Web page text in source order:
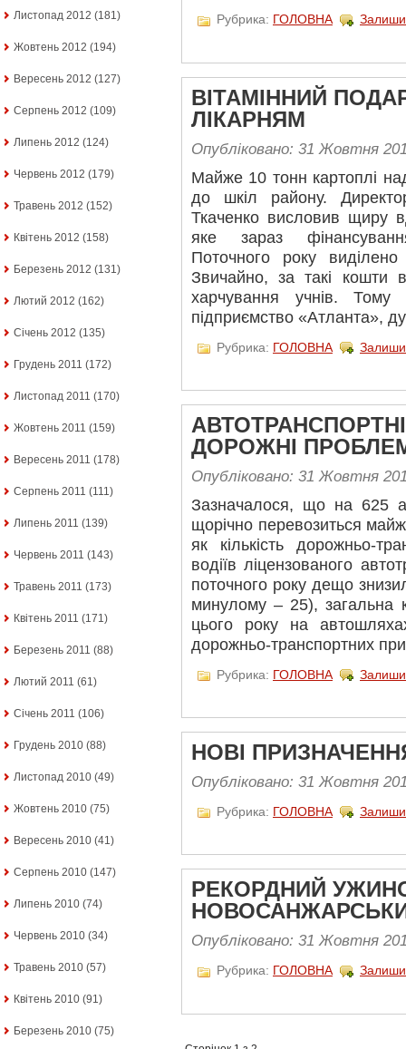
Листопад 2012 (181)
Жовтень 2012 (194)
Вересень 2012 (127)
Серпень 2012 (109)
Липень 2012 (124)
Червень 2012 (179)
Травень 2012 (152)
Квітень 2012 (158)
Березень 2012 (131)
Лютий 2012 (162)
Січень 2012 (135)
Грудень 2011 (172)
Листопад 2011 (170)
Жовтень 2011 (159)
Вересень 2011 (178)
Серпень 2011 (111)
Липень 2011 (139)
Червень 2011 (143)
Травень 2011 (173)
Квітень 2011 (171)
Березень 2011 (88)
Лютий 2011 (61)
Січень 2011 (106)
Грудень 2010 (88)
Листопад 2010 (49)
Жовтень 2010 (75)
Вересень 2010 (41)
Серпень 2010 (147)
Липень 2010 (74)
Червень 2010 (34)
Травень 2010 (57)
Квітень 2010 (91)
Березень 2010 (75)
Рубрика: ГОЛОВНА
ВІТАМІННИЙ
ЛІКАРНЯМ
Опубліковано: 31 Жовтня
Майже 10 тонн картоплі
до шкіл району.
Ткаченко висловив щиру
яке зараз
Поточного року
Звичайно, за такі кошти
харчування учнів.
підприємство «Атланта»,
Рубрика: ГОЛОВНА
ДОРОЖНІ
Опубліковано: 31 Жовтня
Зазначалося, що на 625
щорічно перевозиться
як кількість дорожньо-
водіїв ліцензованого
поточного року дещо
минулому – 25), загальна
цього року на
дорожньо-транспортних
Рубрика: ГОЛОВНА
НОВІ
Опубліковано: 31 Жовтня
Рубрика: ГОЛОВНА
РЕКОРДНИЙ
Опубліковано: 31 Жовтня
Рубрика: ГОЛОВНА